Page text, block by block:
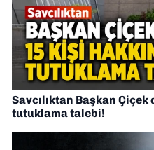
Savcılıktan Başkan
tutuklama talebi!